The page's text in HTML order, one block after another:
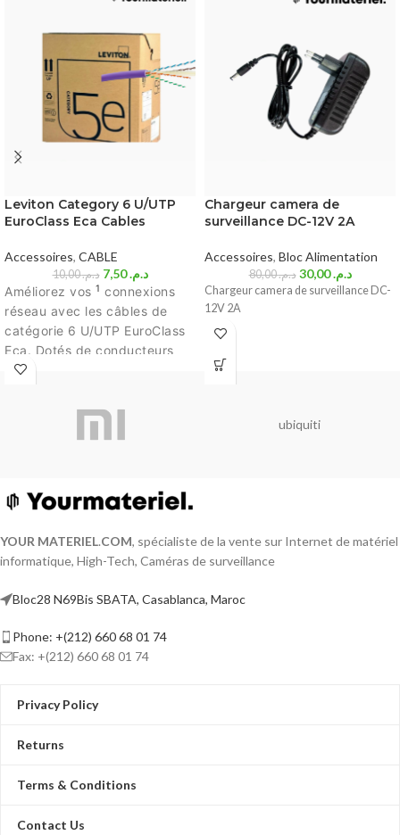
Leviton Category 6 U/UTP
EuroClass Eca Cables
Accessoires, CABLE
د.م.10,00 د.م.7,50
Améliorez vos 1 connexions
réseau avec les câbles de
catégorie 6 U/UTP EuroClass
Eca. Dotés de conducteurs
solides de calibre 24 AWG,
transmission de données
et une faible émission de
fumée. La gaine violette est
environnement plus sûr.
Renforcez votre réseau sans
1 mètre
Chargeur camera de
surveillance DC-12V 2A
Accessoires, Bloc Alimentation
د.م.80,00 د.م.30,00
Chargeur camera de surveillance DC-
12V 2A
ubiquiti
YOUR MATERIEL.COM, spécialiste de la vente sur Internet de matériel
informatique, High-Tech, Caméras de surveillance
Bloc28 N69Bis SBATA, Casablanca, Maroc
Phone: +(212) 660 68 01 74
Fax: +(212) 660 68 01 74
Privacy Policy
Returns
Terms & Conditions
Contact Us